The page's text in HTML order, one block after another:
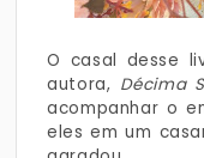
O casal desse
autora, Décima
acompanhar o
eles em um